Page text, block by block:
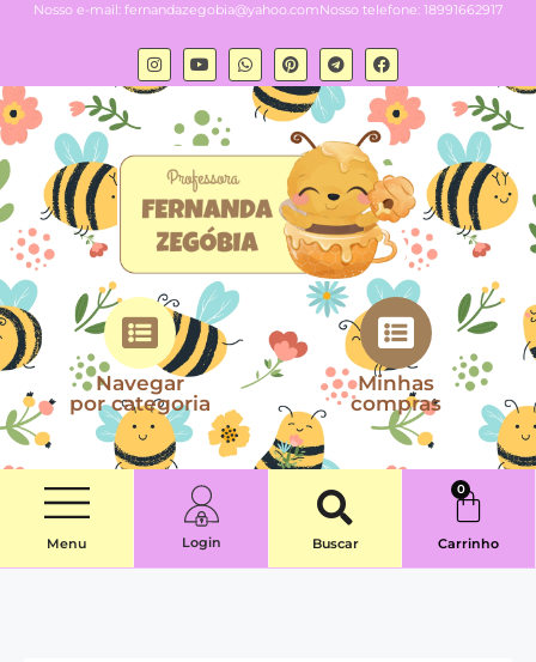
Nosso e-mail: fernandazegobia@yahoo.comNosso telefone: 18991662917
Navegar
por categoria
Minhas
compras
Menu Login Buscar
0
Carrinho